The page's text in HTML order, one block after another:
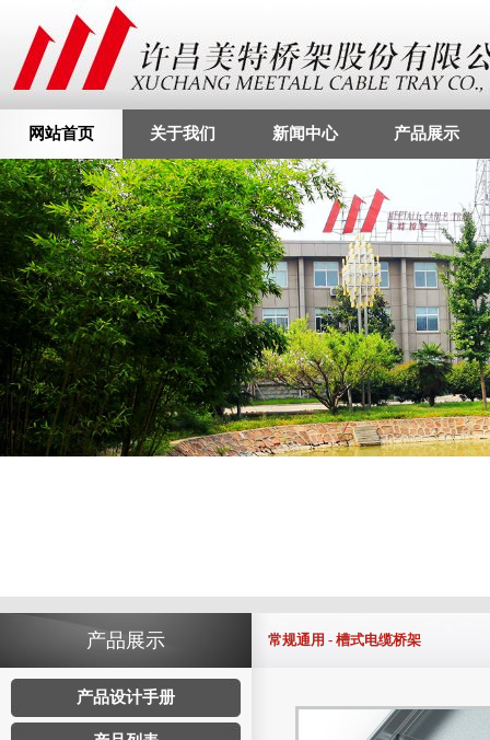
网站首页 关于我们 新闻中心 产品展示
产品展示
产品设计手册
常规通用 - 槽式电缆桥架